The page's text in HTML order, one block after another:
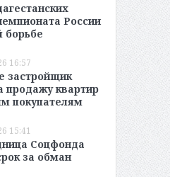
России
борьбе
16:57
застройщик
продажу квартир
покупателям
15:41
Соцфонда
за обман